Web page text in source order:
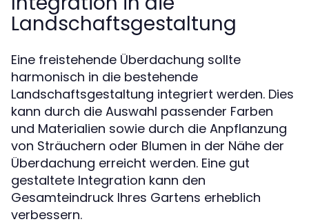
Landschaftsgestaltung
Eine freistehende Überdachung sollte
harmonisch in die bestehende
Landschaftsgestaltung integriert werden. Dies
kann durch die Auswahl passender Farben
und Materialien sowie durch die Anpflanzung
von Sträuchern oder Blumen in der Nähe der
Überdachung erreicht werden. Eine gut
gestaltete Integration kann den
Gesamteindruck Ihres Gartens erheblich
verbessern.